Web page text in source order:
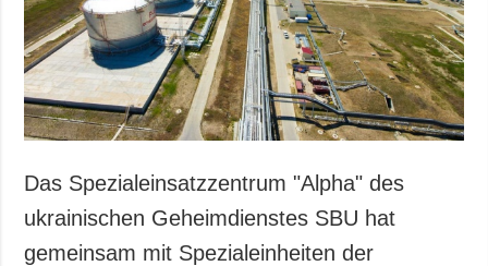
Das Spezialeinsatzzentrum "Alpha" des
ukrainischen Geheimdienstes SBU hat
gemeinsam mit Spezialeinheiten der